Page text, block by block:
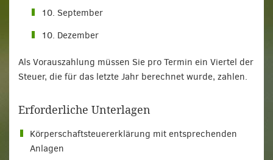
10. September
10. Dezember
Als Vorauszahlung müssen Sie pro Termin ein Viertel der
Steuer, die für das letzte Jahr berechnet wurde, zahlen.
Erforderliche Unterlagen
Körperschaftsteuererklärung mit entsprechenden
Anlagen